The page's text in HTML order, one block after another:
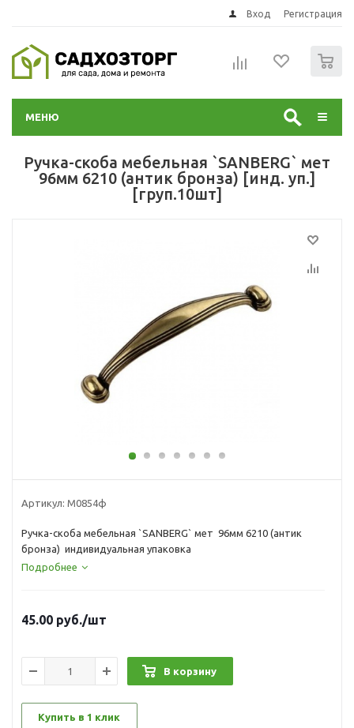
Вход Регистрация
МЕНЮ
Ручка-скоба мебельная `SANBERG` мет
96мм 6210 (антик бронза) [инд. уп.]
[груп.10шт]
Артикул: М0854ф
Ручка-скоба мебельная `SANBERG` мет 96мм 6210 (антик
бронза) индивидуальная упаковка
Подробнее
45.00 руб./шт
В корзину
Купить в 1 клик